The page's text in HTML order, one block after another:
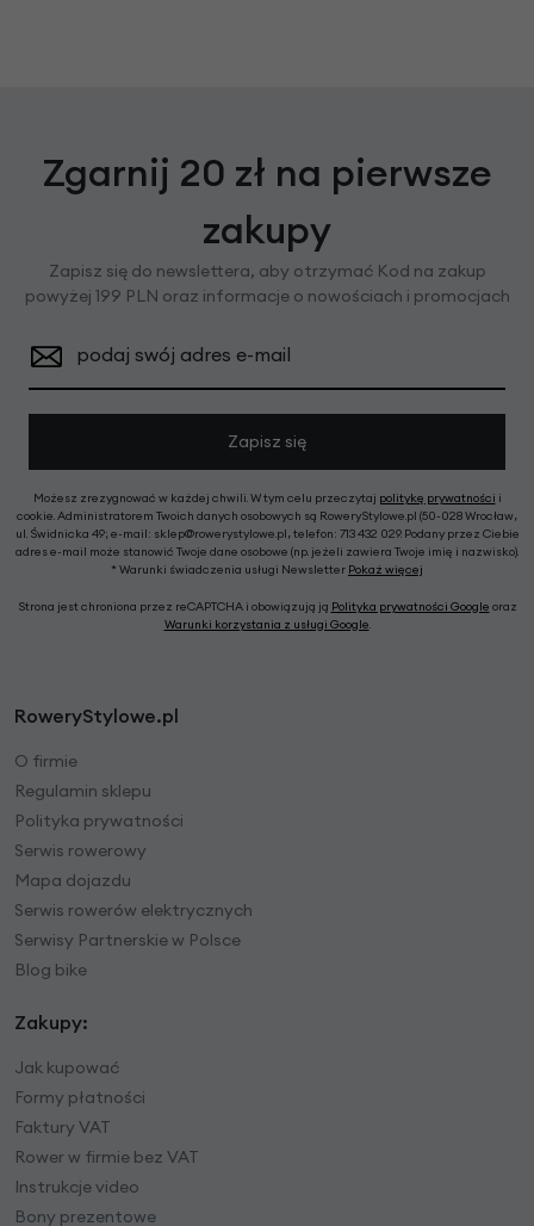
Zgarnij 20 zł na pierwsze
zakupy
Zapisz się do newslettera, aby otrzymać Kod na zakup
powyżej 199 PLN oraz informacje o nowościach i promocjach
podaj swój adres e-mail
Zapisz się
Możesz zrezygnować w każdej chwili. W tym celu przeczytaj politykę prywatności i
cookie. Administratorem Twoich danych osobowych są RoweryStylowe.pl (50-028 Wrocław,
ul. Świdnicka 49; e-mail: sklep@rowerystylowe.pl, telefon: 713 432 029. Podany przez Ciebie
adres e-mail może stanowić Twoje dane osobowe (np. jeżeli zawiera Twoje imię i nazwisko).
* Warunki świadczenia usługi Newsletter Pokaż więcej
Strona jest chroniona przez reCAPTCHA i obowiązują ją Polityka prywatności Google oraz
Warunki korzystania z usługi Google.
RoweryStylowe.pl
O firmie
Regulamin sklepu
Polityka prywatności
Serwis rowerowy
Mapa dojazdu
Serwis rowerów elektrycznych
Serwisy Partnerskie w Polsce
Blog bike
Zakupy:
Jak kupować
Formy płatności
Faktury VAT
Rower w firmie bez VAT
Instrukcje video
Bony prezentowe